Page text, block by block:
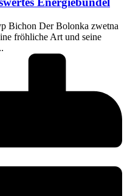
Bichon Der Bolonka zwetna
fröhliche Art und seine